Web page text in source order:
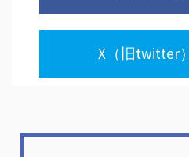
X（旧twitter